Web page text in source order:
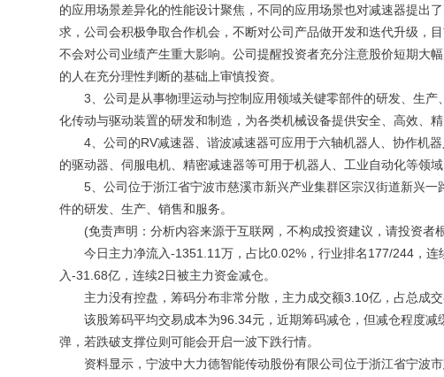
的应用场景差异化的性能设计聚焦，不同的应用场景也对减速器提出
求，公司会积极争取合作机会，不断对公司产品做开发和迭代升级，
不会对公司业绩产生重大影响。公司提醒投资者充分注意股价短期大
的人在充分理性判断的基础上审慎投资。
3、公司是从事物理运动与控制应用领域关键零部件的研发、生产
化传动与驱动装置的研发和制造，为各类机械设备提供安全、高效、
4、公司的RV减速器、谐波减速器可应用于六轴机器人、协作机器
的驱动器、伺服电机、精密减速器等可用于机器人、工业自动化等领域
5、公司位于浙江省宁波市慈溪市新兴产业集群区宗汉街道新兴一
件的研发、生产、销售和服务。
(免责声明：分析内容来源于互联网，不构成投资建议，请投资者
今日主力净流入-1351.11万，占比0.02%，行业排名177/244，连
入-31.68亿，连续2日被主力资金减仓。
主力没有控盘，筹码分布非常分散，主力成交额3.10亿，占总成交
该股筹码平均交易成本为96.34元，近期筹码减仓，但减仓程度减
弹，若跌破支撑位则可能会开启一波下跌行情。
资料显示，宁波中大力德智能传动股份有限公司位于浙江省宁波市